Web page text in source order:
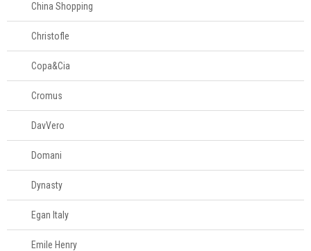
China Shopping
Christofle
Copa&Cia
Cromus
DavVero
Domani
Dynasty
Egan Italy
Emile Henry